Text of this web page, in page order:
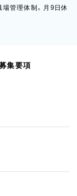
管理体制。月9日休
集要項